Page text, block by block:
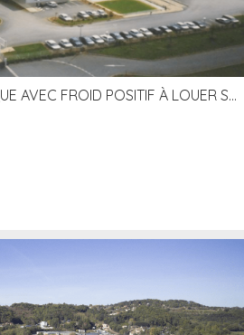
PLATEFORME LOGISTIQUE AVEC FROID POSITIF À LOUER SECTEUR NIORT (79)